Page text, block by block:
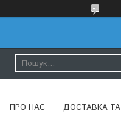
ПРО НАС ДОСТАВКА